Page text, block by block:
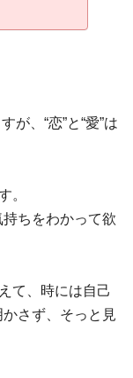
が、“恋”と“愛”は
。
ちをわかって欲
て、時には自己
さず、そっと見